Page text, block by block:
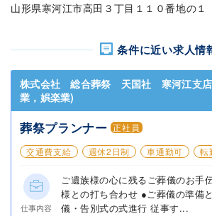
山形県寒河江市高田３丁目１１０番地の１
条件に近い求人情
株式会社 総合葬祭 天国社 寒河江支店
業，娯楽業)
葬祭プランナー 正社員
交通費支給
週休2日制 車通勤可 転
仕事内容
ご遺族様の心に残るご葬儀のお手
様との打ち合わせ ●ご葬儀の準備
儀・告別式の式進行 従事す...